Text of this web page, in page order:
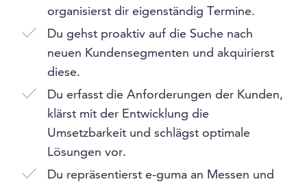
organisierst dir eigenständig Termine.
Du gehst proaktiv auf die Suche nach
neuen Kundensegmenten und akquirierst
diese.
Du erfasst die Anforderungen der Kunden,
klärst mit der Entwicklung die
Umsetzbarkeit und schlägst optimale
Lösungen vor.
Du repräsentierst e-guma an Messen und